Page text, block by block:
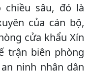
sâu, đó là
của cán bộ,
cửa khẩu Xín
trận biên phòng
ninh nhân dân